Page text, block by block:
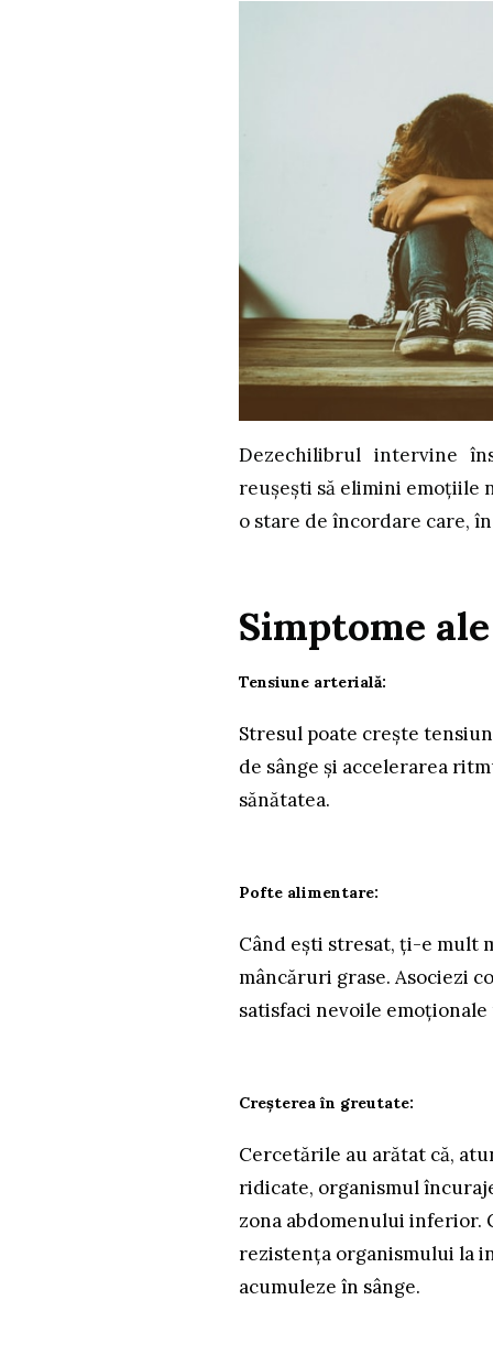
Dezechilibrul intervine
reușești să elimini emoțiile
o stare de încordare care,
Simptome
Tensiune arterială:
Stresul poate crește
de sânge și accelerarea
sănătatea.
Pofte alimentare:
Când ești stresat, ți-e mult
mâncăruri grase. Asociezi
satisfaci nevoile
Creșterea în greutate:
Cercetările au arătat că,
ridicate, organismul
zona abdomenului inferior.
rezistența organismului la
acumuleze în sânge.